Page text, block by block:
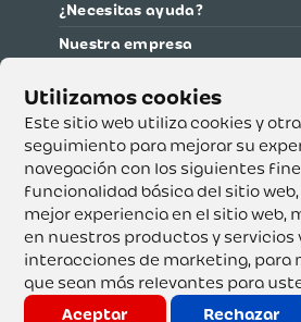
Este sitio web utiliza cookies y
seguimiento para mejorar su
navegación con los siguientes
funcionalidad básica del sitio web,
mejor experiencia en el sitio web,
en nuestros productos y servicios
interacciones de marketing, para
que sean más relevantes para
Aceptar
Rechazar
¿Necesitas ayuda?
Nuestra empresa
Supertiendas y Drogería Olímpica
Dirección de notificación: Calle 53
Teléfono: 3232540999 -
Copyright o Actualización 2023
Reservados.